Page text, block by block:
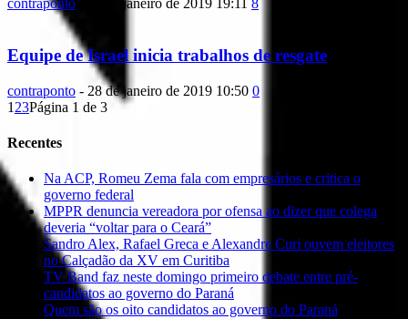
contraponto 28 de janeiro de 2019 19:11 8
Equipe de Israel inicia trabalhos de resgate
contraponto - 28 de janeiro de 2019 10:50 0
1 23Página 1 de 3
Recentes
Na ACP, Romeu Zema fala com empresários e critica o
governo federal
MPPR denuncia vereadora por ofensa ao dizer que colega
deveria “voltar para o Ceará”
Sandro Alex, Rafael Greca e Alexandre Curi ouvem eleitores
no Calçadão da XV em Curitiba
TV Band faz neste domingo primeiro debate entre pré-
candidatos ao governo do Paraná
Quem são os oito candidatos ao governo do Paraná